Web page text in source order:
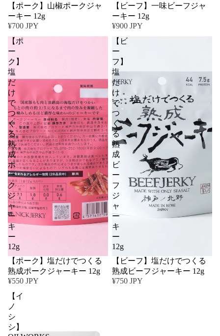
【ポーク】山椒ポークジャ
ーキー 12g
¥700 JPY
【ビーフ】一味ビーフジャ
ーキー 12g
¥900 JPY
【ポ
ー
ク】
塩
だ
け
で
つ
く
る
熟
成
ポ
ー
ク
ジ
ャ
ー
キ
ー
12g
【ポーク】塩だけでつくる
熟成ポークジャーキー 12g
¥550 JPY
【ビ
ー
フ】
塩
だ
け
で
つ
く
る
熟
成
ビ
ー
フ
ジ
ャ
ー
キ
ー
12g
【ビーフ】塩だけでつくる
熟成ビーフジャーキー 12g
¥750 JPY
【イ
ノ
シ
シ】